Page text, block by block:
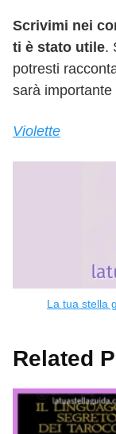
Scrivimi nei
ti è stato utile.
potresti
sarà
Violette
La tua stella
Related